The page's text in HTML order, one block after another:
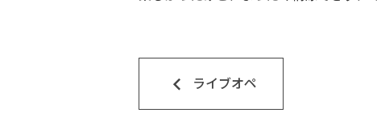
keyboard_arrow_left ライブオペ